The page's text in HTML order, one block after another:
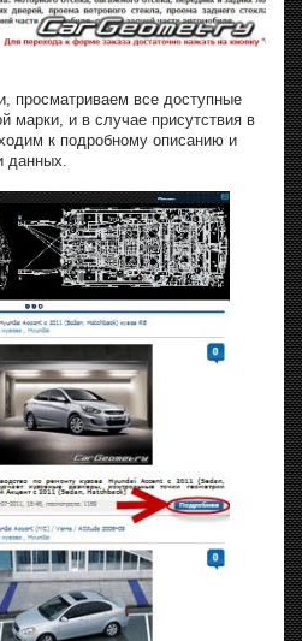
просматриваем все доступные
марки, и в случае присутствия в
к подробному описанию и
данных.